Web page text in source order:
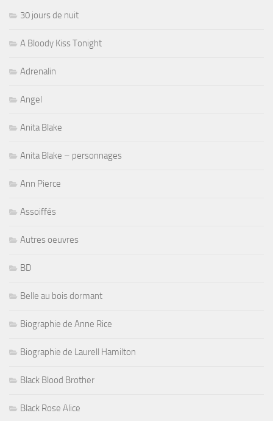
30 jours de nuit
A Bloody Kiss Tonight
Adrenalin
Angel
Anita Blake
Anita Blake – personnages
Ann Pierce
Assoiffés
Autres oeuvres
BD
Belle au bois dormant
Biographie de Anne Rice
Biographie de Laurell Hamilton
Black Blood Brother
Black Rose Alice